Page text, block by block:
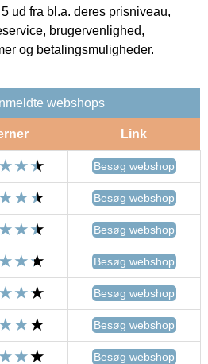
ud fra bl.a. deres prisniveau,
brugervenlighed,
og betalingsmuligheder.
webshops
Link
Besøg webshop
Besøg webshop
Besøg webshop
Besøg webshop
Besøg webshop
Besøg webshop
Besøg webshop